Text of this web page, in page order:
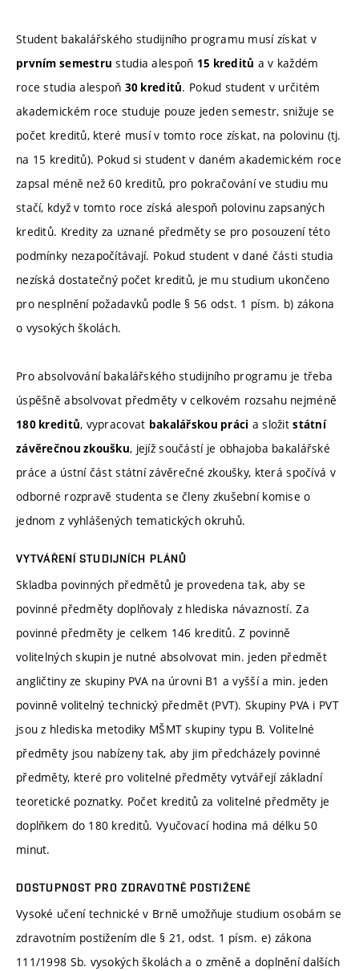
Student bakalářského studijního programu musí získat v
prvním semestru studia alespoň 15 kreditů a v každém
roce studia alespoň 30 kreditů. Pokud student v určitém
akademickém roce studuje pouze jeden semestr, snižuje se
počet kreditů, které musí v tomto roce získat, na polovinu (tj.
na 15 kreditů). Pokud si student v daném akademickém roce
zapsal méně než 60 kreditů, pro pokračování ve studiu mu
stačí, když v tomto roce získá alespoň polovinu zapsaných
kreditů. Kredity za uznané předměty se pro posouzení této
podmínky nezapočítávají. Pokud student v dané části studia
nezíská dostatečný počet kreditů, je mu studium ukončeno
pro nesplnění požadavků podle § 56 odst. 1 písm. b) zákona
o vysokých školách.
Pro absolvování bakalářského studijního programu je třeba
úspěšně absolvovat předměty v celkovém rozsahu nejméně
180 kreditů, vypracovat bakalářskou práci a složitstátní
závěrečnou zkoušku, jejíž součástí je obhajoba bakalářské
práce a ústní část státní závěrečné zkoušky, která spočívá v
odborné rozpravě studenta se členy zkušební komise o
jednom z vyhlášených tematických okruhů.
VYTVÁŘENÍ STUDIJNÍCH PLÁNŮ
Skladba povinných předmětů je provedena tak, aby se
povinné předměty doplňovaly z hlediska návazností. Za
povinné předměty je celkem 146 kreditů. Z povinně
volitelných skupin je nutné absolvovat min. jeden předmět
angličtiny ze skupiny PVA na úrovni B1 a vyšší a min. jeden
povinně volitelný technický předmět (PVT). Skupiny PVA i PVT
jsou z hlediska metodiky MŠMT skupiny typu B. Volitelné
předměty jsou nabízeny tak, aby jim předcházely povinné
předměty, které pro volitelné předměty vytvářejí základní
teoretické poznatky. Počet kreditů za volitelné předměty je
doplňkem do 180 kreditů. Vyučovací hodina má délku 50
minut.
DOSTUPNOST PRO ZDRAVOTNĚ POSTIŽENÉ
Vysoké učení technické v Brně umožňuje studium osobám se
zdravotním postižením dle § 21, odst. 1 písm. e) zákona
111/1998 Sb. vysokých školách a o změně a doplnění dalších